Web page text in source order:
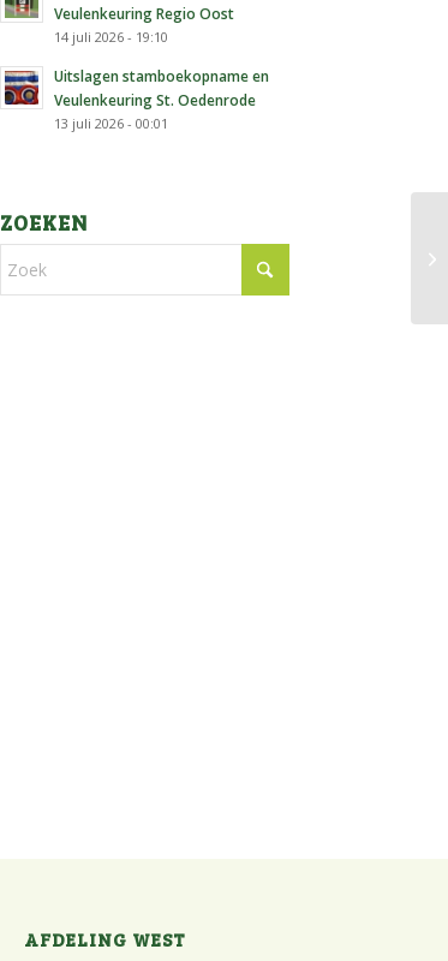
Veulenkeuring Regio Oost
14 juli 2026 - 19:10
Uitslagen stamboekopname en
Veulenkeuring St. Oedenrode
13 juli 2026 - 00:01
ZOEKEN
AFDELING WEST